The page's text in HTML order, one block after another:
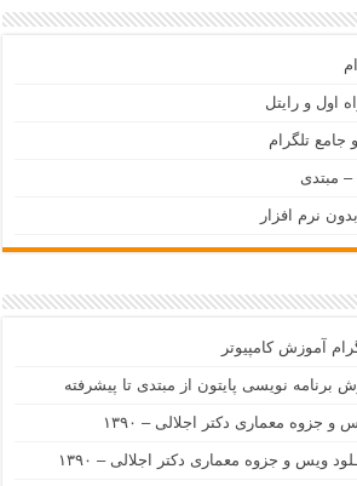
اول و رایتل
جامع تلگرام
آموزش کامپیوتر
برنامه نویسی پایتون از مبتدی تا پیشرفته
و جزوه معماری دکتر اجلالی – ۱۳۹۰
ویس و جزوه معماری دکتر اجلالی – ۱۳۹۰